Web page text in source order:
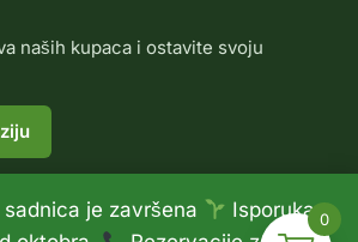
je završena
Isporuka
naših kupaca i ostavite svoju
0